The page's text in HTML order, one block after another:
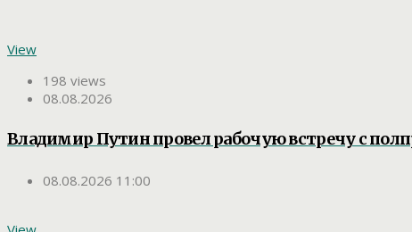
View
198 views
08.08.2026
Владимир Путин провел рабочую встречу с
08.08.2026 11:00